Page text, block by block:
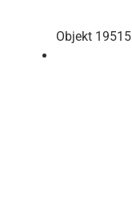
Objekt 19515